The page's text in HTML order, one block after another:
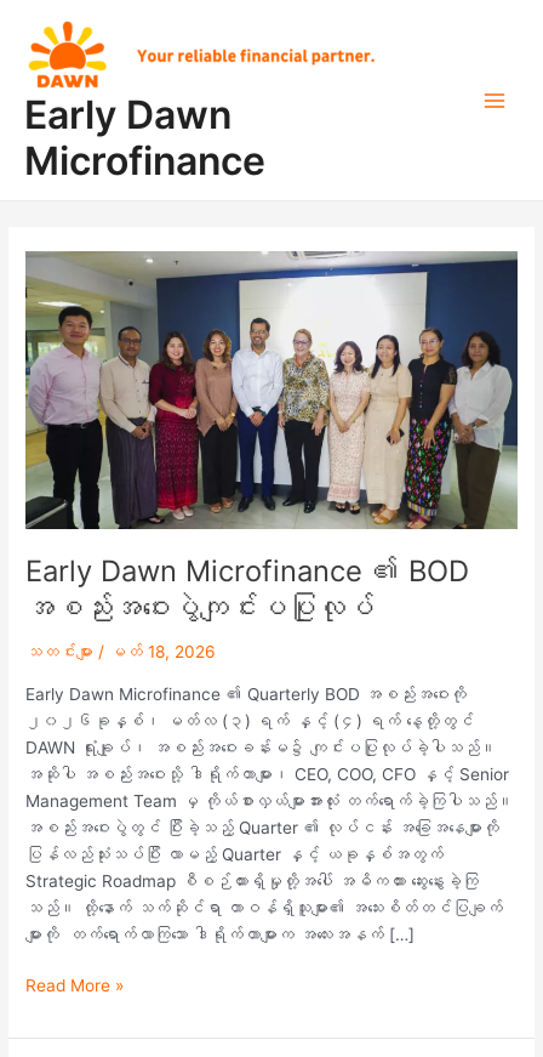
content
Early Dawn
Microfinance
Early Dawn Microfinance ၏ BOD
အစည်းအဝေးပွဲကျင်းပပြုလုပ်
သတင်းများ / မတ် 18, 2026
Early Dawn Microfinance ၏ Quarterly BOD အစည်းအဝေးကို
၂၀၂၆ခုနှစ်၊ မတ်လ (၃) ရက် နှင့် (၄) ရက် နေ့တို့တွင်
DAWN ရုံးချုပ်၊ အစည်းအဝေးခန်းမ၌ ကျင်းပပြုလုပ်ခဲ့ပါသည်။
အဆိုပါ အစည်းအဝေးသို့ ဒါရိုက်တာများ၊ CEO, COO, CFO နှင့် Senior
Management Team မှ ကိုယ်စားလှယ်များအားလုံး တက်ရောက်ခဲ့ကြပါသည်။
အစည်းအဝေးပွဲတွင် ပြီးခဲ့သည့် Quarter ၏ လုပ်ငန်း အခြေအနေများကို
ပြန်လည်သုံးသပ်ပြီး လာမည့် Quarter နှင့် ယခုနှစ်အတွက်
Strategic Roadmap စီစဉ်ထားရှိမှုတို့အပေါ် အဓိကထား ဆွေးနွေးခဲ့ကြ
သည်။ ထို့နောက် သက်ဆိုင်ရာ တာဝန်ရှိသူများ၏ အသေးစိတ်တင်ပြချက်
များကို တက်ရောက်လာကြသော ဒါရိုက်တာများက အလေးအနက် […]
Early
Dawn
Microfinance
၏
BOD
အစည်းအဝေး
ပွဲ
ကျင်းပ
ပြုလုပ်
Read More »
pagination